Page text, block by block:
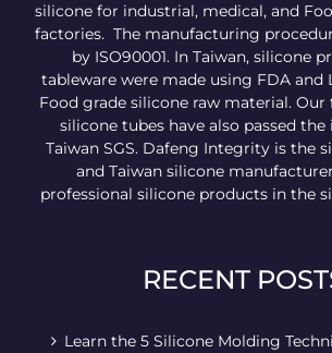
silicone for industrial, medical, and
factories. The manufacturing
by ISO90001. In Taiwan, silicone
tableware were made using FDA and
Food grade silicone raw material.
silicone tubes have also passed
Taiwan SGS. Dafeng Integrity is the
and Taiwan silicone
professional silicone products in the
RECENT
Learn the 5 Silicone Molding